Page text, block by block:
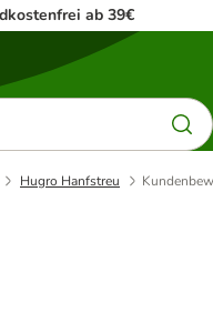
ab 39€
Hugro Hanfstreu